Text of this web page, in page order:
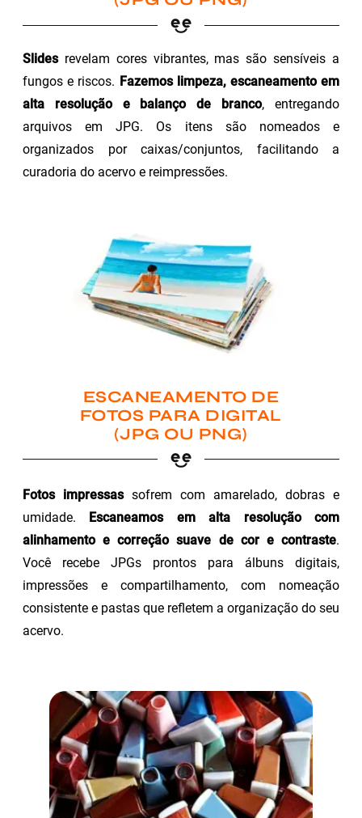
Slidesrevelam cores vibrantes, mas são sensíveis a
fungos e riscos. Fazemos limpeza, escaneamento em
alta resolução e balanço de branco, entregando
arquivos em JPG. Os itens são nomeados e
organizados por caixas/conjuntos, facilitando a
curadoria do acervo e reimpressões.
ESCANEAMENTO DE
FOTOS PARA DIGITAL
(JPG OU PNG)
Fotos impressassofrem com amarelado, dobras e
umidade. Escaneamos em alta resolução com
alinhamento e correção suave de cor e contraste.
Você recebe JPGs prontos para álbuns digitais,
impressões e compartilhamento, com nomeação
consistente e pastas que refletem a organização do seu
acervo.